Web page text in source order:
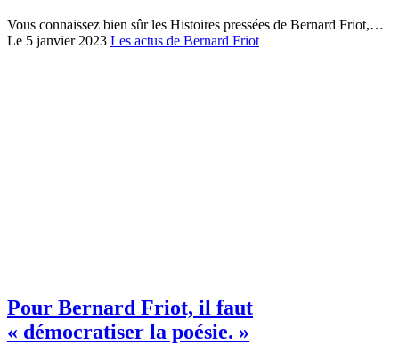
Vous connaissez bien sûr les Histoires pressées de Bernard Friot,…
Le 5 janvier 2023 Les actus de Bernard Friot
Pour Bernard Friot, il faut
« démocratiser la poésie. »